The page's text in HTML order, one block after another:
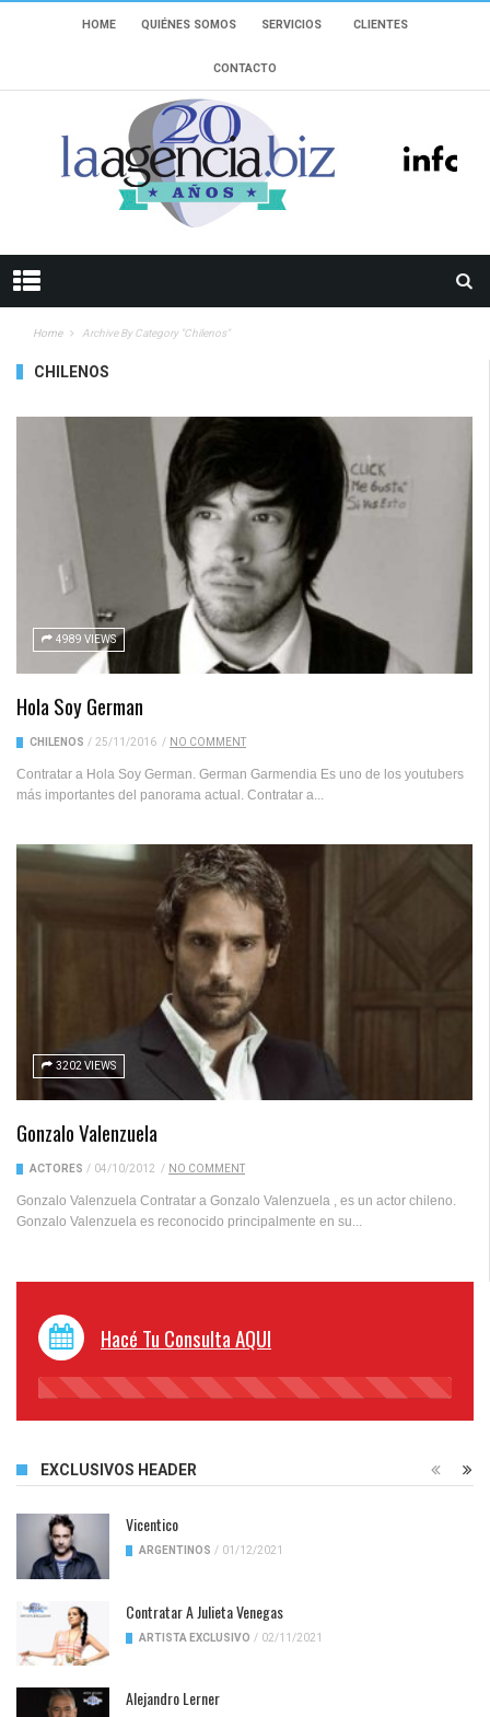
HOME QUIÉNES SOMOS SERVICIOS CLIENTES
CONTACTO
Home Archive By Category "Chilenos"
CHILENOS
4989 VIEWS
Hola Soy German
CHILENOS / 25/11/2016 / NO COMMENT
Contratar a Hola Soy German. German Garmendia Es uno de los youtubers
más importantes del panorama actual. Contratar a...
3202 VIEWS
Gonzalo Valenzuela
ACTORES / 04/10/2012 / NO COMMENT
Gonzalo Valenzuela Contratar a Gonzalo Valenzuela , es un actor chileno.
Gonzalo Valenzuela es reconocido principalmente en su...
Hacé Tu Consulta AQUI
45%
EXCLUSIVOS HEADER
Vicentico
ARGENTINOS / 01/12/2021
Contratar A Julieta Venegas
ARTISTA EXCLUSIVO / 02/11/2021
Alejandro Lerner